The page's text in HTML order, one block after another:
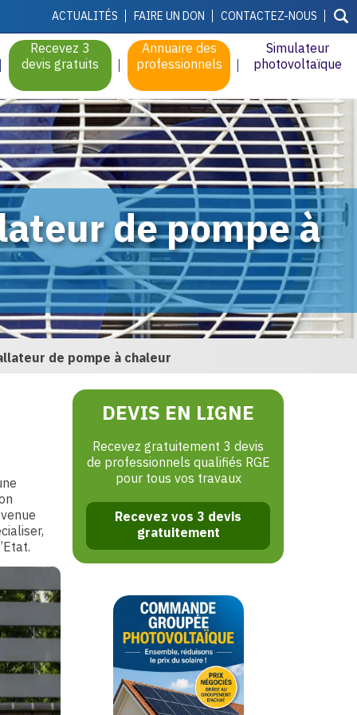
ACTUALITÉS FAIRE UN DON CONTACTEZ-NOUS
Recevez 3
devis gratuits
Annuaire des
professionnels
Simulateur
photovoltaïque
de pompe à
de pompe à chaleur
DEVIS EN LIGNE
Recevez gratuitement 3 devis
de professionnels qualifiés RGE
pour tous vos travaux
Recevez vos 3 devis
gratuitement